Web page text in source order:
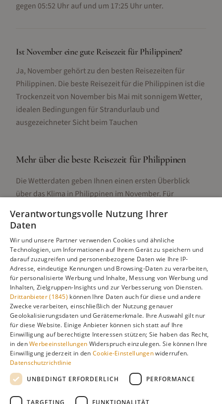
gegen 05:52 Uhr auf und um 17:25 Uhr unter.
Ist November eine gute Reisezeit für Philippinen?
Ja, November gehört zu den besten Reisezeiten für
Philippinen. Die beste Reisezeit für die Philippinen ist die
Trockenzeit von November bis Mai mit sonnigem Wetter,
idealen Bedingungen für Strandurlaub und
ausgezeichneter Sicht beim Tauchen
Mehr über die beste Reisezeit für Philippinen
Die Wetterdaten geben Ihnen einen ersten Überblick
über das Klima in Philippinen im November. Für
regionalen Unterschieden, Aktivitäten und Reisetipps
Alle Infos zur besten ReisezeitPhilippinen
Gefällt dir diese Seite? Teile sie auf Pinterest!
Auf Pinterest merken
Verantwortungsvolle Nutzung Ihrer
Daten
Wir und unsere Partner verwenden Cookies und ähnliche
Technologien, um Informationen auf Ihrem Gerät zu speichern und
darauf zuzugreifen und personenbezogene Daten wie Ihre IP-
Adresse, eindeutige Kennungen und Browsing-Daten zu verarbeiten,
für personalisierte Werbung und Inhalte, Messung von Werbung und
Inhalten, Zielgruppen-Insights und zur Verbesserung von Diensten.
Drittanbieter (1845) können Ihre Daten auch für diese und andere
Zwecke verarbeiten, einschließlich der Nutzung genauer
Geolokalisierungsdaten und Gerätemerkmale. Ihre Auswahl gilt nur
für diese Website. Einige Anbieter können sich statt auf Ihre
Einwilligung auf berechtigte Interessen stützen; Sie haben das Recht,
in denWerbeeinstellungen Widerspruch einzulegen. Sie können Ihre
Einwilligung jederzeit in denCookie-Einstellungenwiderrufen.
Datenschutzrichtlinie
UNBEDINGT ERFORDERLICH
PERFORMANCE
TARGETING FUNKTIONALITÄT